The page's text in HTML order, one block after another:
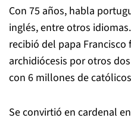
Con 75 años, habla
inglés, entre otros
recibió del papa
archidiócesis por otros
con 6 millones de
Se convirtió en cardenal